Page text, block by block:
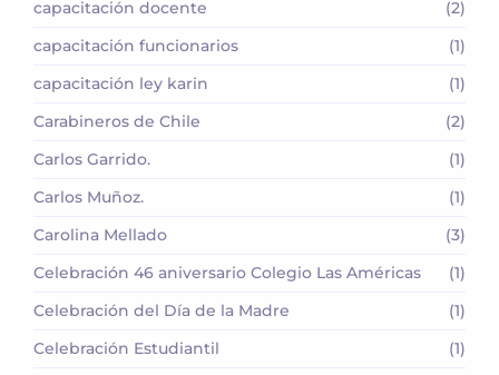
capacitación docente
(2)
capacitación funcionarios
(1)
capacitación ley karin
(1)
Carabineros de Chile
(2)
Carlos Garrido.
(1)
Carlos Muñoz.
(1)
Carolina Mellado
(3)
Celebración 46 aniversario Colegio Las Américas
(1)
Celebración del Día de la Madre
(1)
Celebración Estudiantil
(1)